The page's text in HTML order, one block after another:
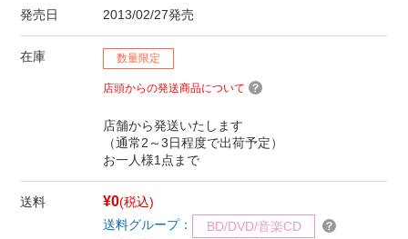
発売日 2013/02/27発売
在庫 数量限定
店頭からの発送商品について
店舗から発送いたします
（通常2～3日程度で出荷予定）
お一人様1点まで
送料 ¥0(税込)
送料グループ：
BD/DVD/音楽CD